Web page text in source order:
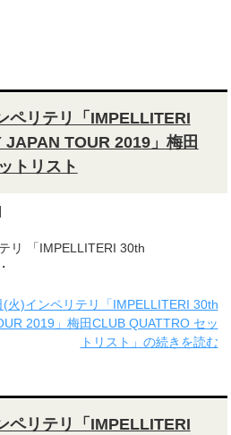
ペリテリ「IMPELLITERI
TOUR 2019」梅田
トリスト
リ 「IMPELLITERI 30th
(火)インペリテリ「IMPELLITERI 30th
2019」梅田CLUB QUATTRO セッ
トリスト」の続きを読む
ペリテリ「IMPELLITERI